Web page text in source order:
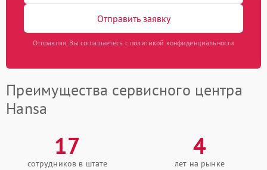
Отправить заявку
Отправляя, Вы соглашаетесь с политикой конфиденциальности
Преимущества сервисного центра
Hansa
17
сотрудников в штате
4
лет на рынке